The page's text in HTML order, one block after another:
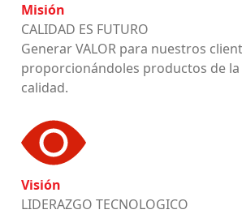
Misión
CALIDAD ES FUTURO
Generar VALOR para nuestros
proporcionándoles productos de la
calidad.
Visión
LIDERAZGO TECNOLOGICO